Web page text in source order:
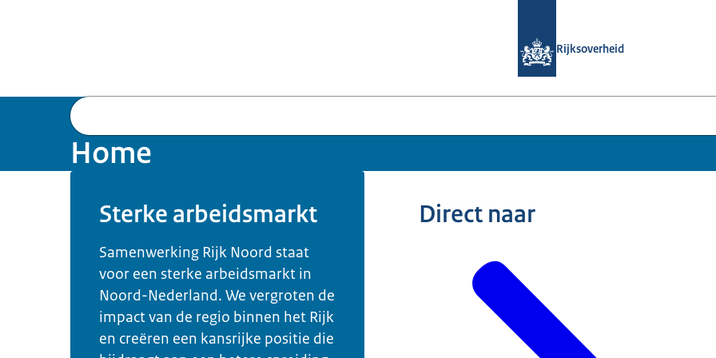
Rijksoverheid
Home
Sterke arbeidsmarkt
Samenwerking Rijk Noord staat
voor een sterke arbeidsmarkt in
Noord-Nederland. We vergroten de
impact van de regio binnen het Rijk
en creëren een kansrijke positie die
Direct naar